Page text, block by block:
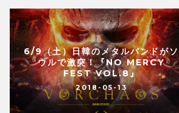
6/9（土）日韓のメタルバンドがソ
ウルで激突！『NO MERCY
FEST VOL.8』
2018-05-13